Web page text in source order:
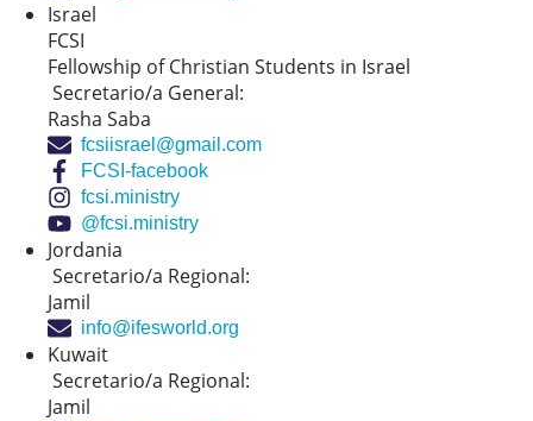
Israel
FCSI
Fellowship of Christian Students in Israel
Secretario/a General:
Rasha Saba
fcsiisrael@gmail.com
FCSI-facebook
fcsi.ministry
@fcsi.ministry
Jordania
Secretario/a Regional:
Jamil
info@ifesworld.org
Kuwait
Secretario/a Regional:
Jamil